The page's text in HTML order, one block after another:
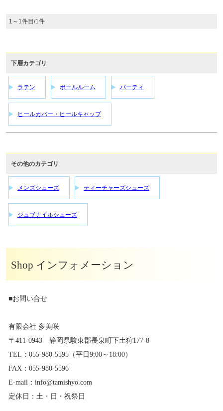
1～1件目/1件
下層カテゴリ
ラテン ボールルーム パーティ
ヒールカバー・ヒールキャップ
その他のカテゴリ
メンズシューズ ティーチャーズシューズ
ジュブナイルシューズ
Shop インフォメーション
■お問い合せ
有限会社 多美咲
〒411-0943 静岡県駿東郡長泉町下土狩177-8
TEL：055-980-5595（平日9:00～18:00）
FAX：055-980-5596
E-mail：info@tamishyo.com
定休日：土・日・祝祭日